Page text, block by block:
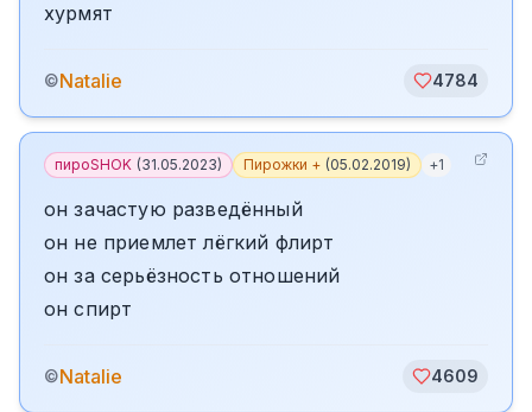
хурмят
©Natalie 4784
пироSHOK (31.05.2023) Пирожки + (05.02.2019) +1
он зачастую разведённый
он не приемлет лёгкий флирт
он за серьёзность отношений
он спирт
©Natalie 4609